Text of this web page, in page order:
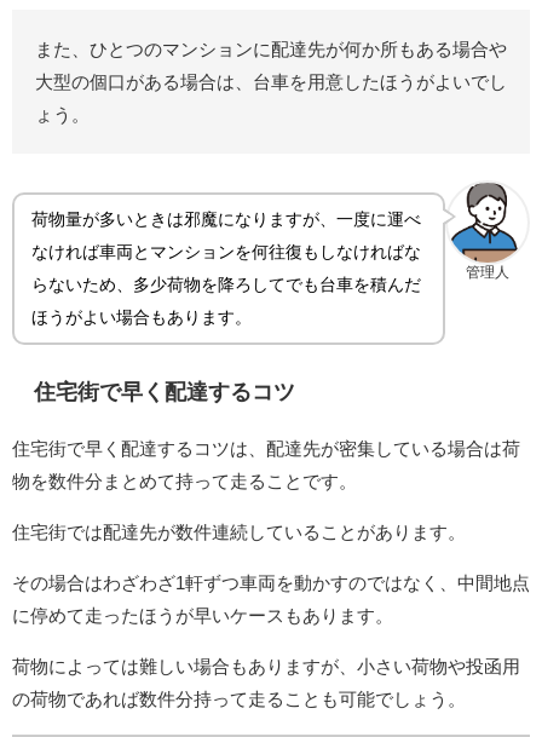
また、ひとつのマンションに配達先が何か所もある場合や
大型の個口がある場合は、台車を用意したほうがよいでし
ょう。
管理人
荷物量が多いときは邪魔になりますが、一度に運べ
なければ車両とマンションを何往復もしなければな
らないため、多少荷物を降ろしてでも台車を積んだ
ほうがよい場合もあります。
住宅街で早く配達するコツ
住宅街で早く配達するコツは、配達先が密集している場合は荷
物を数件分まとめて持って走ることです。
住宅街では配達先が数件連続していることがあります。
その場合はわざわざ1軒ずつ車両を動かすのではなく、中間地点
に停めて走ったほうが早いケースもあります。
荷物によっては難しい場合もありますが、小さい荷物や投函用
の荷物であれば数件分持って走ることも可能でしょう。